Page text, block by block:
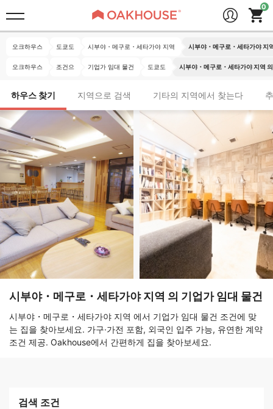
오크하우스 도쿄도 시부야・메구로・세타가야 지역 시부야・메구로・세타가야 지
오크하우스 조건으 기업가 임대 물건 도쿄도 시부야・메구로・세타가야 지역
하우스 찾기 지역으로 검색 기타의 지역에서 찾는다
시부야・메구로・세타가야 지역 의 기업가 임대 물건
시부야・메구로・세타가야 지역 에서 기업가 임대 물건 조건에 맞
는 집을 찾아보세요. 가구·가전 포함, 외국인 입주 가능, 유연한 계약
조건 제공. Oakhouse에서 간편하게 집을 찾아보세요.
검색 조건